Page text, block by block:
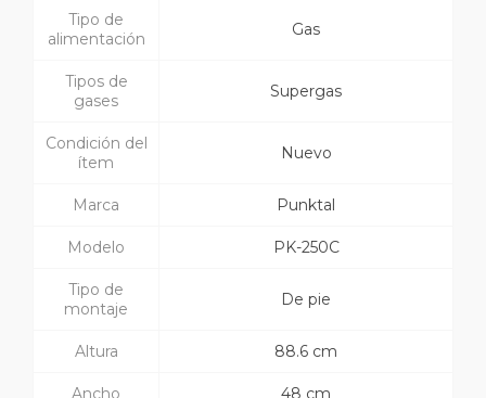
Tipo de
alimentación
Gas
Tipos de
gases
Supergas
Condición del
ítem
Nuevo
Marca Punktal
Modelo PK-250C
Tipo de
montaje
De pie
Altura 88.6 cm
Ancho 48 cm